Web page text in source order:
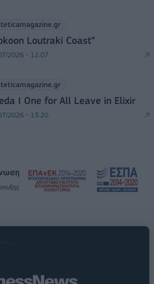
Loutraki Coast”
2026 - 12:07
I One for All Leave in Elixir
2026 - 13:20